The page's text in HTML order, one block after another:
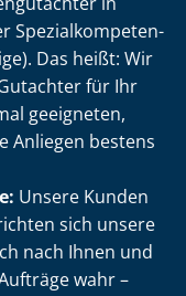
Spe­zi­al­kom­pe­ten­
Das heißt: Wir
für Ihr
geeigneten,
Anliegen bestens
Unsere Kunden
sich unsere
nach Ihnen und
wahr –